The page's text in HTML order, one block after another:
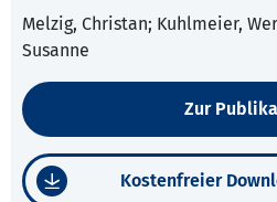
Melzig, Christan; Kuhlmeier,
Susanne
Zur
Kostenfreier